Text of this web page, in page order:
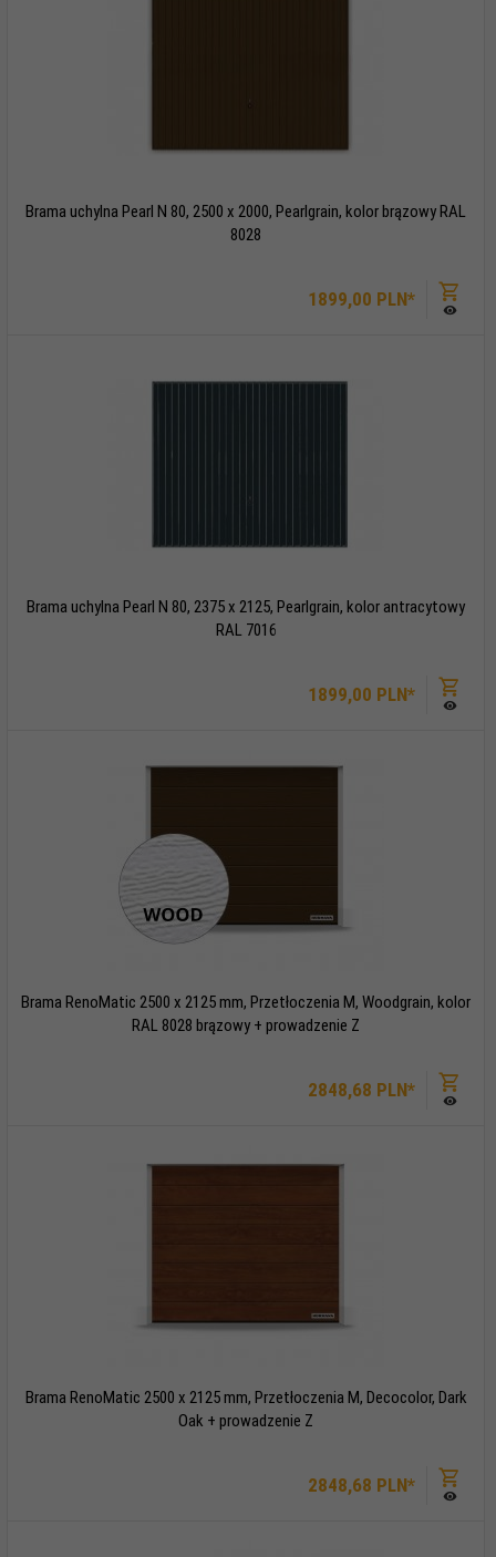
1899,00 PLN*
Brama uchylna Pearl N 80, 2500 x 2000, Pearlgrain, kolor brązowy RAL
8028
1899,00 PLN*
Brama uchylna Pearl N 80, 2375 x 2125, Pearlgrain, kolor antracytowy
RAL 7016
2848,68 PLN*
Brama RenoMatic 2500 x 2125 mm, Przetłoczenia M, Woodgrain, kolor
RAL 8028 brązowy + prowadzenie Z
2848,68 PLN*
Brama RenoMatic 2500 x 2125 mm, Przetłoczenia M, Decocolor, Dark
Oak + prowadzenie Z